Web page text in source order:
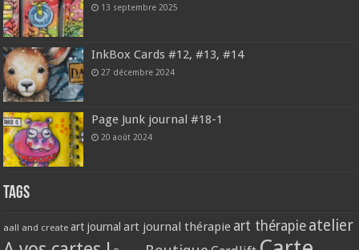
13 septembre 2025
InkBox Cards #12, #13, #14
27 décembre 2024
Page Junk journal #18-1
20 août 2024
Tags
aall and create art journal art journal thérapie art thérapie atelier